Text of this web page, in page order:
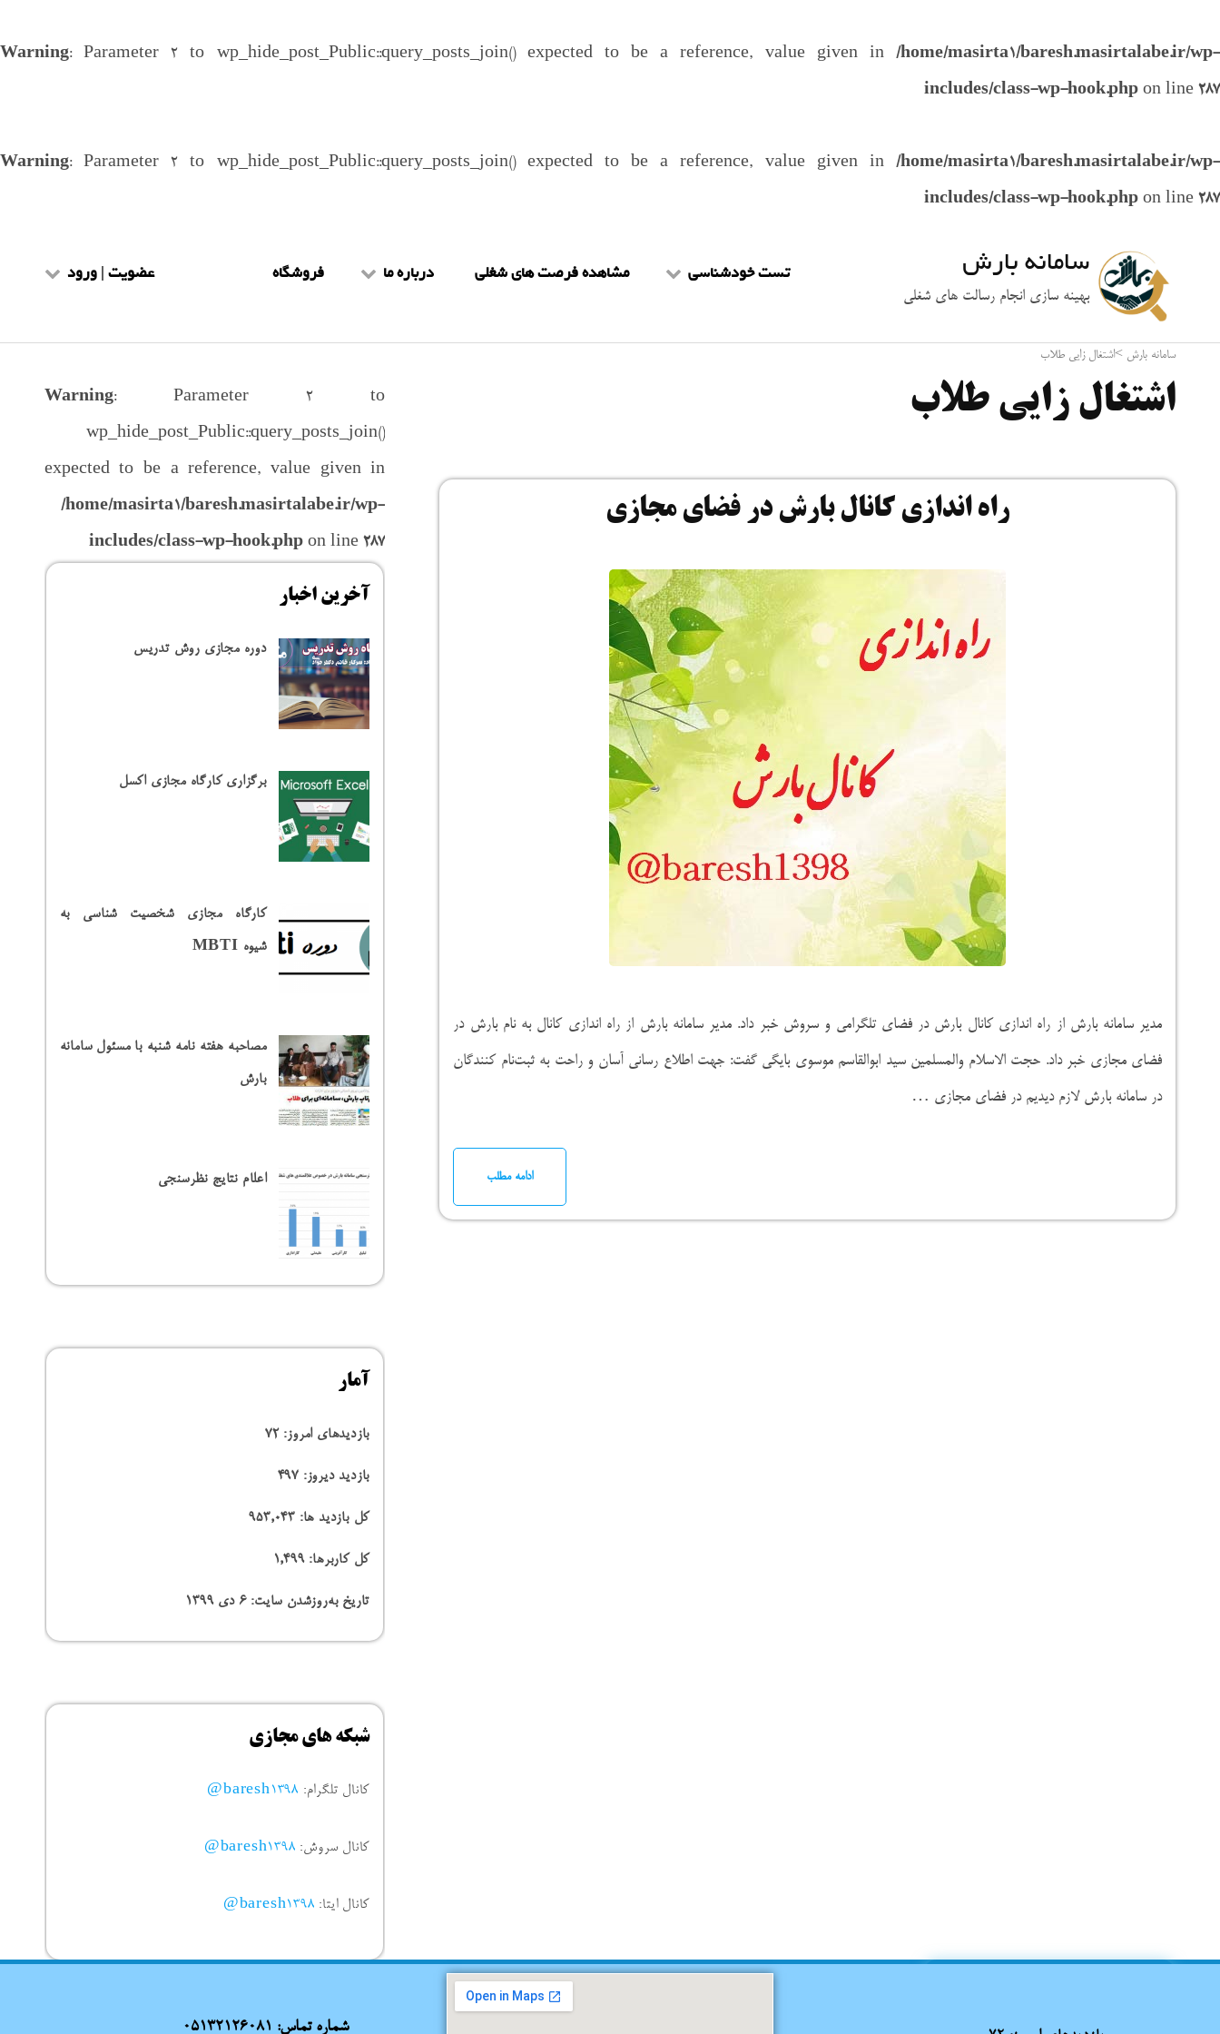
Warning: Parameter 2 to wp_hide_post_Public::query_posts_join() expected to be a reference, value given in /home/masirta1/baresh.masirtalabe.ir/wp-
includes/class-wp-hook.php on line 287
Warning: Parameter 2 to wp_hide_post_Public::query_posts_join() expected to be a reference, value given in /home/masirta1/baresh.masirtalabe.ir/wp-
includes/class-wp-hook.php on line 287
سامانه بارش
بهینه سازی انجام رسالت های شغلی
تست خودشناسی
تست mbti
مشاهده فرصت های شغلی درباره ما
شرایط و ضوابط
ارتباط با ما
فروشگاه عضویت | ورود
عضویت طلاب
سامانه بارش >اشتغال زایی طلاب
اشتغال زایی طلاب
راه اندازی کانال بارش در فضای مجازی
مدیر سامانه بارش از راه اندازی کانال بارش در فضای تلگرامی و سروش خبر داد. مدیر سامانه بارش از راه اندازی کانال به نام بارش در
فضای مجازی خبر داد. حجت الاسلام والمسلمین سید ابوالقاسم موسوی بایگی گفت: جهت اطلاع رسانی آسان و راحت به ثبت‌نام کنندگان
در سامانه بارش لازم دیدیم در فضای مجازی …
ادامه مطلب
Warning: Parameter 2 to
wp_hide_post_Public::query_posts_join()
expected to be a reference, value given in
/home/masirta1/baresh.masirtalabe.ir/wp-
includes/class-wp-hook.php on line287
آخرین اخبار
دوره مجازی روش تدریس
برگزاری کارگاه مجازی اکسل
کارگاه مجازی شخصیت شناسی به
شیوه MBTI
مصاحبه هفته نامه شنبه با مسئول سامانه
بارش
اعلام نتایج نظرسنجی
آمار
بازدیدهای امروز:72
بازدید دیروز: 497
کل بازدید ها: 953,043
کل کاربرها:1,499
تاریخ به‌روزشدن سایت:۶ دی ۱۳۹۹
شبکه های مجازی
کانال تلگرام: baresh1398@
کانال سروش: baresh1398@
کانال ایتا: baresh1398@
شماره تماس: 05132126081